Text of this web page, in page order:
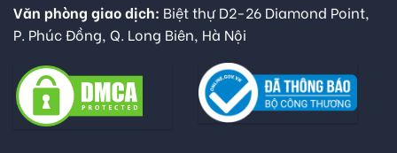
Văn phòng giao dịch: Biệt thự D2-26 Diamond Point,
P. Phúc Đồng, Q. Long Biên, Hà Nội